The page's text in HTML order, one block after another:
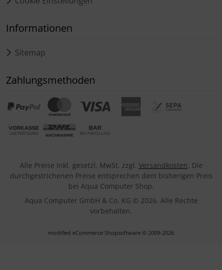
Informationen
Sitemap
Zahlungsmethoden
Alle Preise inkl. gesetzl. MwSt. zzgl. Versandkosten. Die
durchgestrichenen Preise entsprechen dem bisherigen Preis
bei Aqua Computer Shop.
Aqua Computer GmbH & Co. KG © 2026. Alle Rechte
vorbehalten.
modified eCommerce Shopsoftware © 2009-2026